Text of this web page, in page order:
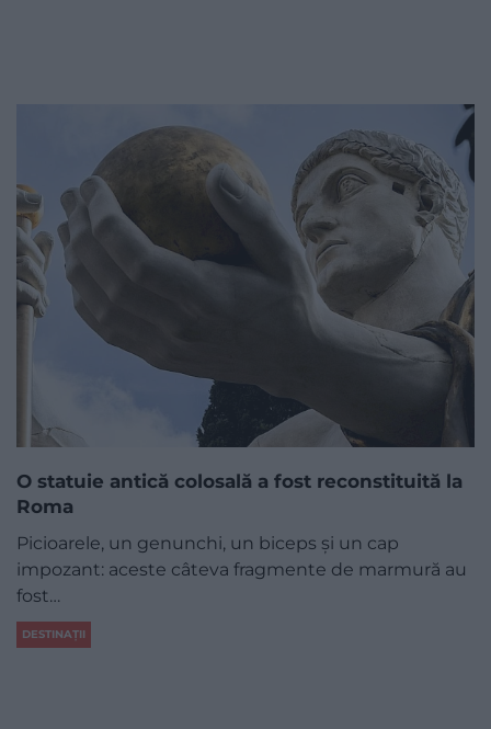
O statuie antică colosală a fost reconstituită la
Roma
Picioarele, un genunchi, un biceps şi un cap
impozant: aceste câteva fragmente de marmură au
fost…
DESTINAȚII